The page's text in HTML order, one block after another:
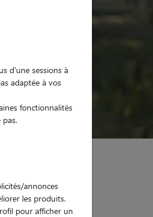
d'une sessions à
adaptée à vos
fonctionnalités
annonces
les produits.
pour afficher un